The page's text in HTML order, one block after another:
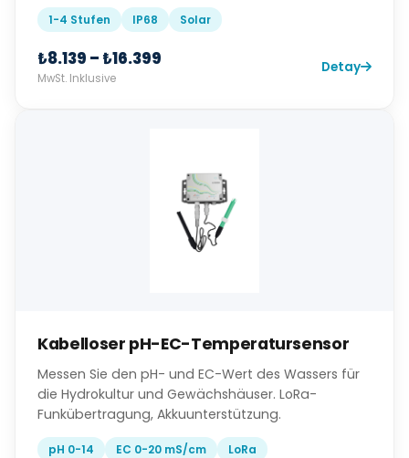
1-4 Stufen IP68 Solar
₺8.139 – ₺16.399
MwSt. Inklusive
Detay
Kabelloser pH-EC-Temperatursensor
Messen Sie den pH- und EC-Wert des Wassers für
die Hydrokultur und Gewächshäuser. LoRa-
Funkübertragung, Akkuunterstützung.
pH 0-14 EC 0-20 mS/cm LoRa